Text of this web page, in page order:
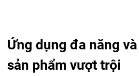
Ứng dụng đa năng
sản phẩm vượt trội